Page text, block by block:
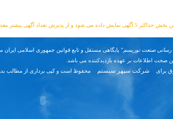
تعداد آگهی بیشتر معذوریم.
رسانی صنعت توریسم" پایگاهی مستقل و تابع قوانین جمهوری اسلامی ایران
صحت اطلاعات بر عهده بازدیدکننده می باشد.
برای
شرکت سپهر سیستم محفوظ است و کپی برداری از مطالب